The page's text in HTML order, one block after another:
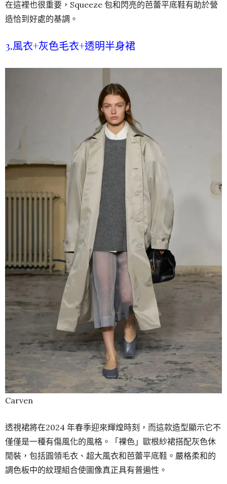
在這裡也很重要，Squeeze 包和閃亮的芭蕾平底鞋有助於營
造恰到好處的基調。
3.風衣+灰色毛衣+透明半身裙
Carven
透視裙將在2024 年春季迎來輝煌時刻，而這款造型顯示它不
僅​​僅是一種有傷風化的風格。「裸色」歐根紗裙搭配灰色休
閒裝，包括圓領毛衣、超大風衣和芭蕾平底鞋。嚴格柔和的
調色板中的紋理組合使圖像真正具有普遍性。